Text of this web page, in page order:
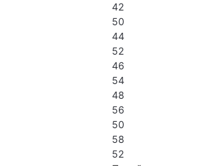
42
50
44
52
46
54
48
56
50
58
52